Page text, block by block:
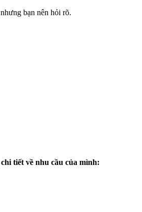
bạn nên hỏi rõ.
tiết về nhu cầu của mình: